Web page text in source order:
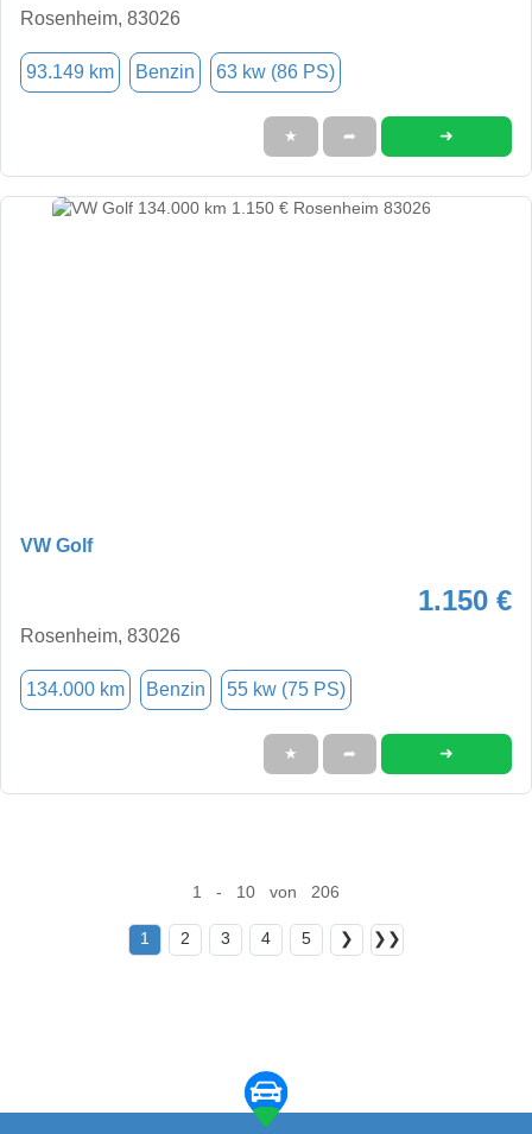
Rosenheim, 83026
93.149 km Benzin 63 kw (86 PS)
★ ➦ ➜
VW Golf
1.150 €
Rosenheim, 83026
134.000 km Benzin 55 kw (75 PS)
★ ➦ ➜
1 - 10 von 206
1 2 3 4 5 ❯ ❯❯